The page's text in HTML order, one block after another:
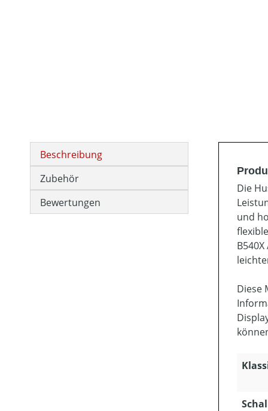
Beschreibung
Zubehör
Bewertungen
Die
und
Diese